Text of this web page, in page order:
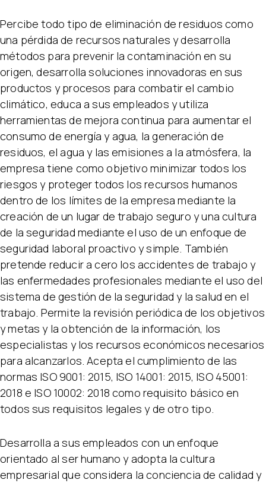
Percibe todo tipo de eliminación de residuos como
una pérdida de recursos naturales y desarrolla
métodos para prevenir la contaminación en su
origen, desarrolla soluciones innovadoras en sus
productos y procesos para combatir el cambio
climático, educa a sus empleados y utiliza
herramientas de mejora continua para aumentar el
consumo de energía y agua, la generación de
residuos, el agua y las emisiones a la atmósfera, la
empresa tiene como objetivo minimizar todos los
riesgos y proteger todos los recursos humanos
dentro de los límites de la empresa mediante la
creación de un lugar de trabajo seguro y una cultura
de la seguridad mediante el uso de un enfoque de
seguridad laboral proactivo y simple. También
pretende reducir a cero los accidentes de trabajo y
las enfermedades profesionales mediante el uso del
sistema de gestión de la seguridad y la salud en el
trabajo. Permite la revisión periódica de los objetivos
y metas y la obtención de la información, los
especialistas y los recursos económicos necesarios
para alcanzarlos. Acepta el cumplimiento de las
normas ISO 9001: 2015, ISO 14001: 2015, ISO 45001:
2018 e ISO 10002: 2018 como requisito básico en
todos sus requisitos legales y de otro tipo.
Desarrolla a sus empleados con un enfoque
orientado al ser humano y adopta la cultura
empresarial que considera la conciencia de calidad y